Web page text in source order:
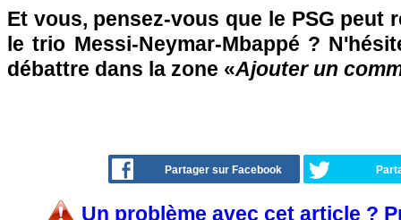
Et vous, pensez-vous que le PSG peut
le trio Messi-Neymar-Mbappé ?
débattre dans la zone «Ajouter un
Partager sur Facebook
Un problème avec cet article ?